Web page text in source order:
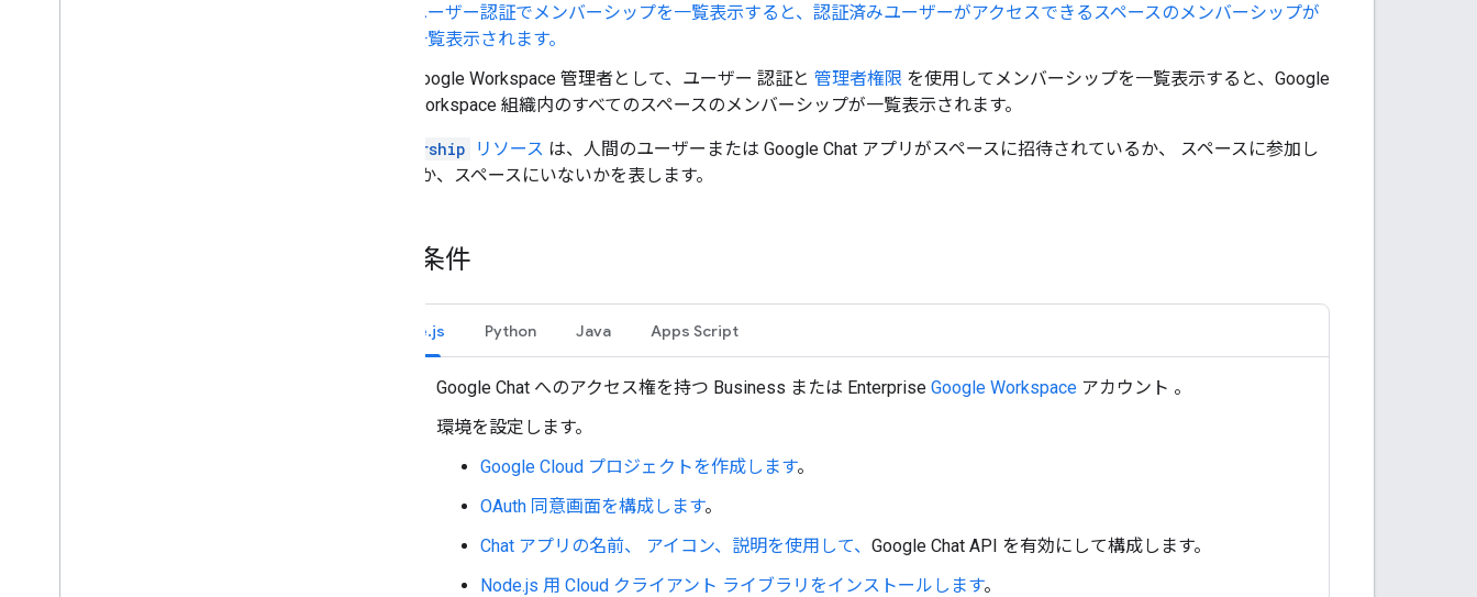
ユーザー認証でメンバーシップを一覧表示すると、認証済みユーザーがアクセスできるスペースのメンバーシップが
一覧表示されます。
Google Workspace 管理者として、ユーザー 認証と 管理者権限 を使用してメンバーシップを一覧表示すると、Google
Workspace 組織内のすべてのスペースのメンバーシップが一覧表示されます。
Membership リソース は、人間のユーザーまたは Google Chat アプリがスペースに招待されているか、 スペースに参加し
ているか、スペースにいないかを表します。
前提条件
Node.js Python Java Apps Script
Google Chat へのアクセス権を持つ Business または Enterprise Google Workspace アカウント 。
環境を設定します。
Google Cloud プロジェクトを作成します。
OAuth 同意画面を構成します。
Chat アプリの名前、 アイコン、説明を使用して、 Google Chat API を有効にして構成します。
Node.js 用 Cloud クライアント ライブラリをインストールします。